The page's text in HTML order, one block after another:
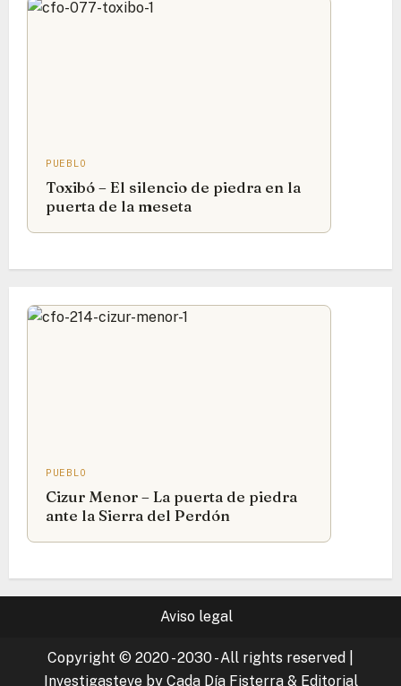
PUEBLO
Toxibó – El silencio de piedra en la
puerta de la meseta
PUEBLO
Cizur Menor – La puerta de piedra
ante la Sierra del Perdón
Aviso legal
Copyright © 2020 - 2030 - All rights reserved
Investigasteve by Cada Día Fisterra & Editorial